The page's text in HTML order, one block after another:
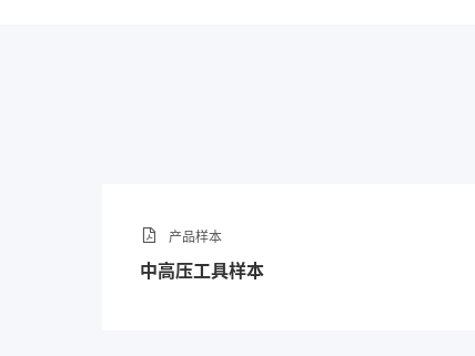
产品样本
中高压工具样本